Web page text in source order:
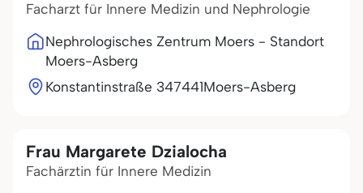
Facharzt für Innere Medizin und Nephrologie
Nephrologisches Zentrum Moers - Standort
Moers-Asberg
Konstantinstraße 347441Moers-Asberg
Frau Margarete Dzialocha
Fachärztin für Innere Medizin